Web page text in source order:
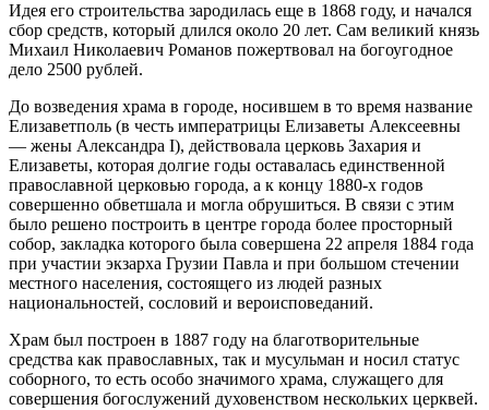
Идея его строительства зародилась еще в 1868 году, и начался
сбор средств, который длился около 20 лет. Сам великий князь
Михаил Николаевич Романов пожертвовал на богоугодное
дело 2500 рублей.
До возведения храма в городе, носившем в то время название
Елизаветполь (в честь императрицы Елизаветы Алексеевны
— жены Александра I), действовала церковь Захария и
Елизаветы, которая долгие годы оставалась единственной
православной церковью города, а к концу 1880-х годов
совершенно обветшала и могла обрушиться. В связи с этим
было решено построить в центре города более просторный
собор, закладка которого была совершена 22 апреля 1884 года
при участии экзарха Грузии Павла и при большом стечении
местного населения, состоящего из людей разных
национальностей, сословий и вероисповеданий.
Храм был построен в 1887 году на благотворительные
средства как православных, так и мусульман и носил статус
соборного, то есть особо значимого храма, служащего для
совершения богослужений духовенством нескольких церквей.